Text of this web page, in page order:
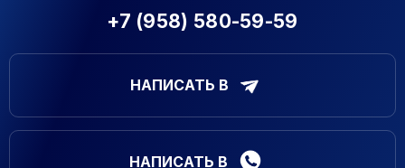
+7 (958) 580-59-59
НАПИСАТЬ В
НАПИСАТЬ В